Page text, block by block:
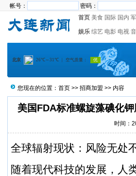
帐号： 密码：
首页 美食 国际 国内
娱乐 综艺 电影 电视
您现在的位置： 首页 >> 招商加盟 >> 内容
美国FDA标准螺旋藻碘化
时间：
全球辐射现状：风险无处
随着现代科技的发展，人